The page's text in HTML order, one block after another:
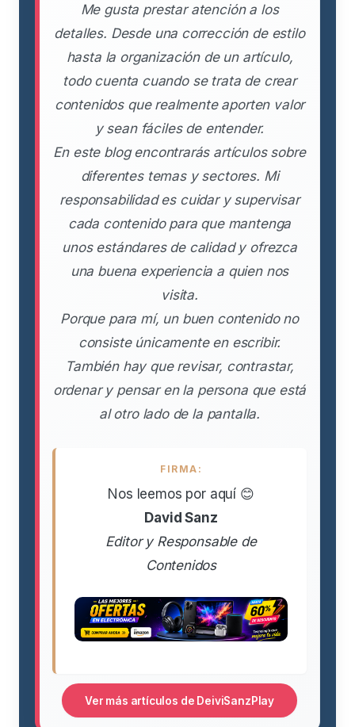
Me gusta prestar atención a los
detalles. Desde una corrección de estilo
hasta la organización de un artículo,
todo cuenta cuando se trata de crear
contenidos que realmente aporten valor
y sean fáciles de entender.
En este blog encontrarás artículos sobre
diferentes temas y sectores. Mi
responsabilidad es cuidar y supervisar
cada contenido para que mantenga
unos estándares de calidad y ofrezca
una buena experiencia a quien nos
visita.
Porque para mí, un buen contenido no
consiste únicamente en escribir.
También hay que revisar, contrastar,
ordenar y pensar en la persona que está
al otro lado de la pantalla.
FIRMA:
Nos leemos por aquí 😊
David Sanz
Editor y Responsable de
Contenidos
Ver más artículos de DeiviSanzPlay